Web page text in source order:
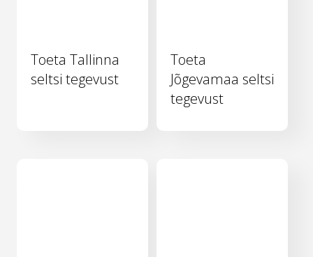
Toeta Tallinna
seltsi tegevust
Toeta
Jõgevamaa seltsi
tegevust